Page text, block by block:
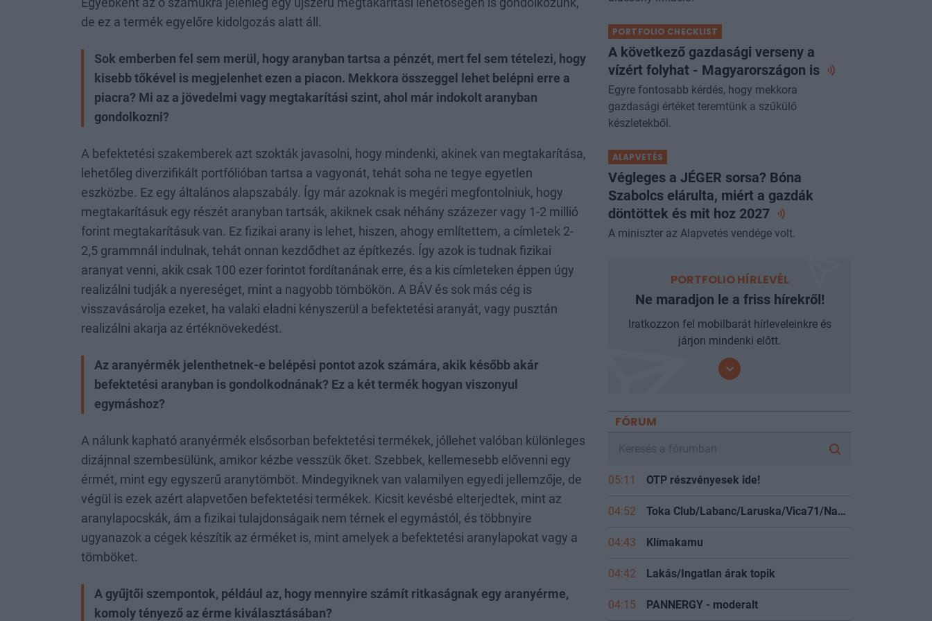
Egyébként az ő számukra jelenleg egy újszerű megtakarítási lehetőségen is gondolkozunk,
de ez a termék egyelőre kidolgozás alatt áll.
Sok emberben fel sem merül, hogy aranyban tartsa a pénzét, mert fel sem tételezi, hogy
kisebb tőkével is megjelenhet ezen a piacon. Mekkora összeggel lehet belépni erre a
piacra? Mi az a jövedelmi vagy megtakarítási szint, ahol már indokolt aranyban
gondolkozni?
A befektetési szakemberek azt szokták javasolni, hogy mindenki, akinek van megtakarítása,
lehetőleg diverzifikált portfólióban tartsa a vagyonát, tehát soha ne tegye egyetlen
eszközbe. Ez egy általános alapszabály. Így már azoknak is megéri megfontolniuk, hogy
megtakarításuk egy részét aranyban tartsák, akiknek csak néhány százezer vagy 1-2 millió
forint megtakarításuk van. Ez fizikai arany is lehet, hiszen, ahogy említettem, a címletek 2-
2,5 grammnál indulnak, tehát onnan kezdődhet az építkezés. Így azok is tudnak fizikai
aranyat venni, akik csak 100 ezer forintot fordítanának erre, és a kis címleteken éppen úgy
realizálni tudják a nyereséget, mint a nagyobb tömbökön. A BÁV és sok más cég is
visszavásárolja ezeket, ha valaki eladni kényszerül a befektetési aranyát, vagy pusztán
realizálni akarja az értéknövekedést.
Az aranyérmék jelenthetnek-e belépési pontot azok számára, akik később akár
befektetési aranyban is gondolkodnának? Ez a két termék hogyan viszonyul
egymáshoz?
A nálunk kapható aranyérmék elsősorban befektetési termékek, jóllehet valóban különleges
dizájnnal szembesülünk, amikor kézbe vesszük őket. Szebbek, kellemesebb elővenni egy
érmét, mint egy egyszerű aranytömböt. Mindegyiknek van valamilyen egyedi jellemzője, de
végül is ezek azért alapvetően befektetési termékek. Kicsit kevésbé elterjedtek, mint az
aranylapocskák, ám a fizikai tulajdonságaik nem térnek el egymástól, és többnyire
ugyanazok a cégek készítik az érméket is, mint amelyek a befektetési aranylapokat vagy a
tömböket.
A gyűjtői szempontok, például az, hogy mennyire számít ritkaságnak egy aranyérme,
komoly tényező az érme kiválasztásában?
PORTFOLIO CHECKLIST
A következő gazdasági verseny a
vízért folyhat - Magyarországon is
Egyre fontosabb kérdés, hogy mekkora
gazdasági értéket teremtünk a szűkülő
készletekből.
ALAPVETÉS
Végleges a JÉGER sorsa? Bóna
Szabolcs elárulta, miért a gazdák
döntöttek és mit hoz 2027
A miniszter az Alapvetés vendége volt.
PORTFOLIO HÍRLEVÉL
Ne maradjon le a friss hírekről!
Iratkozzon fel mobilbarát hírleveleinkre és
járjon mindenki előtt.
FÓRUM
05:11 OTP részvényesek ide!
04:52 Toka Club/Labanc/Laruska/Vica71/Nacky/Bpali/Oldrider/Josefernando/Mcbull/Kawaszabi
04:43 Klímakamu
04:42 Lakás/Ingatlan árak topik
04:15 PANNERGY - moderalt